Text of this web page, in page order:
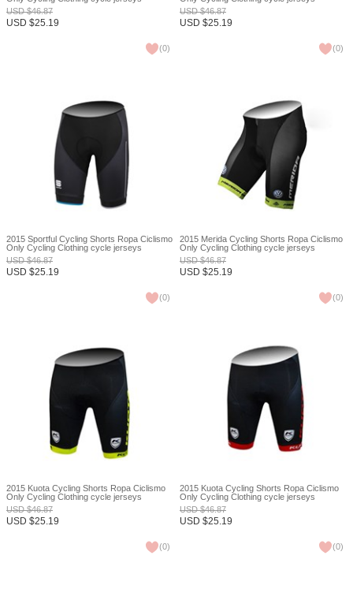
Ciclismo bicicletas maillot ciclismo XXS
USD$46.87
USD $25.19
(0)
Ciclismo bicicletas maillot ciclismo XXS
USD$46.87
USD $25.19
(0)
2015 Sportful Cycling Shorts Ropa Ciclismo
Only Cycling Clothing cycle jerseys
Ciclismo bicicletas maillot ciclismo XXS
USD$46.87
USD $25.19
(0)
2015 Merida Cycling Shorts Ropa Ciclismo
Only Cycling Clothing cycle jerseys
Ciclismo bicicletas maillot ciclismo XXS
USD$46.87
USD $25.19
(0)
2015 Kuota Cycling Shorts Ropa Ciclismo
Only Cycling Clothing cycle jerseys
Ciclismo bicicletas maillot ciclismo XXS
USD$46.87
USD $25.19
(0)
2015 Kuota Cycling Shorts Ropa Ciclismo
Only Cycling Clothing cycle jerseys
Ciclismo bicicletas maillot ciclismo XXS
USD$46.87
USD $25.19
(0)